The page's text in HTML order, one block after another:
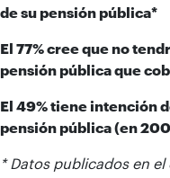
de su pensión pública*
El 77% cree que no
pensión pública que
El 49% tiene intención
pensión pública (en
* Datos publicados en